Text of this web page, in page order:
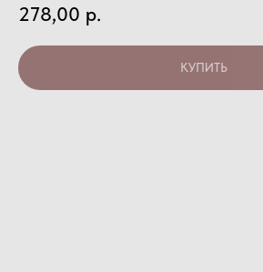
278,00 р.
КУПИТЬ